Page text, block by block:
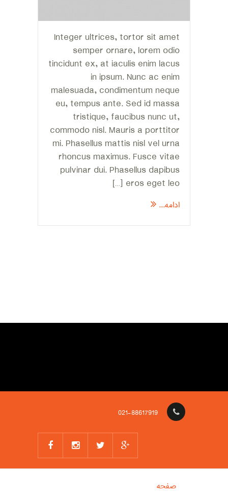
Integer ultrices, tortor sit amet
semper ornare, lorem odio
tincidunt ex, at iaculis enim lacus
in ipsum. Nunc ac enim
malesuada, condimentum neque
eu, tempus ante. Sed id massa
tristique, faucibus nunc ut,
commodo nisl. Mauris a porttitor
mi. Phasellus mattis nisl vel urna
rhoncus maximus. Fusce vitae
pulvinar dui. Phasellus dapibus
eros eget leo […]
ادامه...
021-88617919
صفحه